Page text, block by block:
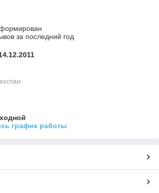
весов в
Микро- и полумикро весы в
можно в компании ТОО Alemtrade. Мы
всему Казахстану во все города
за последний год
график работы